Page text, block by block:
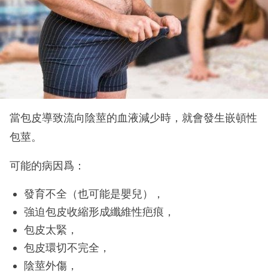
當包皮導致流向陰莖的血液減少時，就會發生嵌頓性
包莖。
可能的病因爲：
發育不全（也可能是嬰兒），
強迫包皮收縮形成纖維性疤痕，
包皮太緊，
包皮環切不完全，
陰莖外傷，